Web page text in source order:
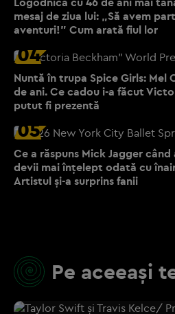
mesaj de ziua lui: „Să avem
aventuri!” Cum arată fiul lor
04
Nuntă în trupa Spice Girls: Mel
de ani. Ce cadou i-a făcut
putut fi prezentă
05
Ce a răspuns Mick Jagger
devii mai înțelept odată cu
Artistul și-a surprins fanii
Pe aceeași